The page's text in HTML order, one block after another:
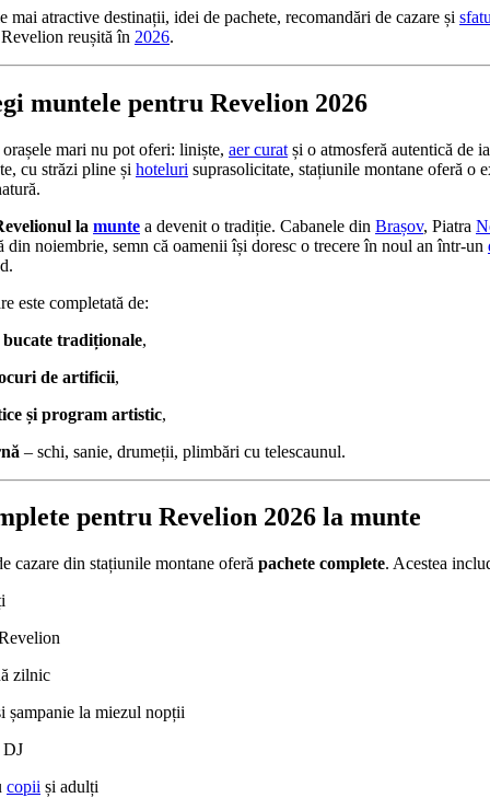
mai atractive destinații, idei de pachete, recomandări de cazare și
reușită în 2026.
muntele pentru Revelion 2026
mari nu pot oferi: liniște, aer curat și o atmosferă autentică de
cu străzi pline și hoteluri suprasolicitate, stațiunile montane oferă o
la munte a devenit o tradiție. Cabanele din Brașov, Piatra
din noiembrie, semn că oamenii își doresc o trecere în noul an într-un
este completată de:
bucate tradiționale,
de artificii,
și program artistic,
– schi, sanie, drumeții, plimbări cu telescaunul.
pentru Revelion 2026 la munte
cazare din stațiunile montane oferă pachete complete. Acestea
zilnic
șampanie la miezul nopții
copii și adulți